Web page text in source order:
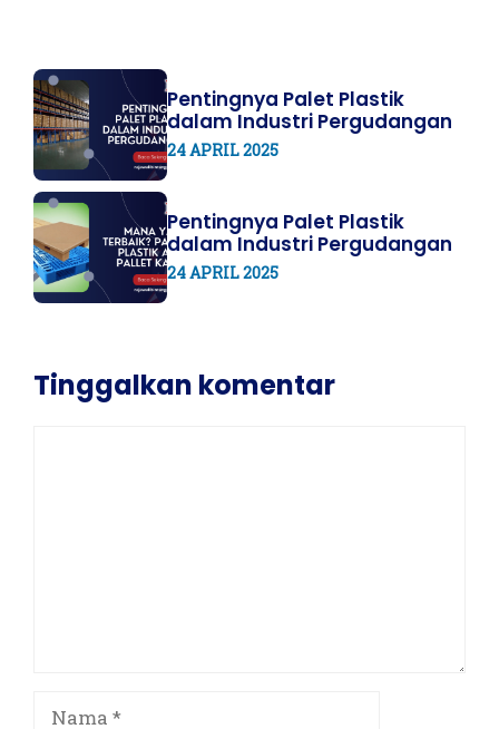
Pentingnya Palet Plastik
dalam Industri Pergudangan
24 APRIL 2025
Pentingnya Palet Plastik
dalam Industri Pergudangan
24 APRIL 2025
Tinggalkan komentar